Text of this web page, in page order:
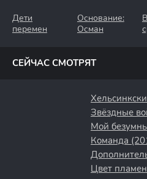
Дети
перемен
Основание:
Осман
СЕЙЧАС СМОТРЯТ
Звёздные
Мой
Команда
Цвет